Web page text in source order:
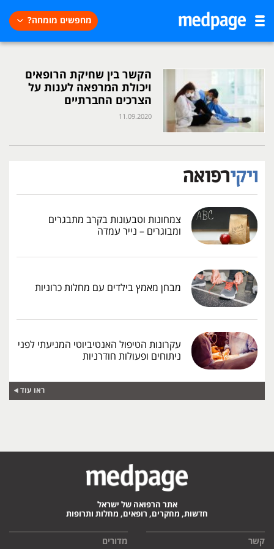
מחפשים מומחה?
הקשר בין שחיקת הרופאים
ויכולת המרפאה לענות על
הצרכים החברתיים
11.09.2020
צמחונות וטבעונות בקרב מתבגרים
ומבוגרים – נייר עמדה
מבחן מאמץ בילדים עם מחלות כרוניות
עקרונות הטיפול האנטיביוטי המניעתי לפני
ניתוחים ופעולות חודרניות
ראו עוד
אתר הרפואה של ישראל
חדשות, מחקרים, רופאים, מחלות ותרופות
קשר מדורים